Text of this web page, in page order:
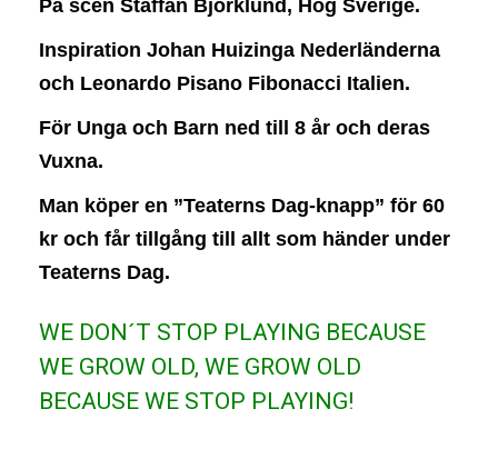
På scen Staffan Björklund, Hög Sverige.
Inspiration Johan Huizinga Nederländerna
och Leonardo Pisano Fibonacci Italien.
För Unga och Barn ned till 8 år och deras
Vuxna.
Man köper en ”Teaterns Dag-knapp” för 60
kr och får tillgång till allt som händer under
Teaterns Dag.
WE DON´T STOP PLAYING BECAUSE
WE GROW OLD, WE GROW OLD
BECAUSE WE STOP PLAYING!